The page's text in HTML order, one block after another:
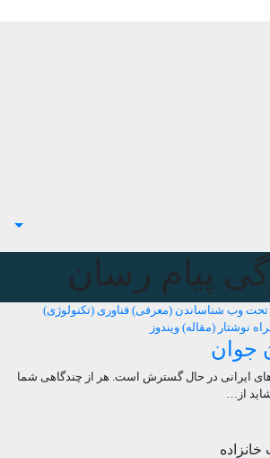
پیام رسان
تحت وب شناساندن (معرفی) فناوری (تکنولوژی)
نوشتار (مقاله) ویندوز
جوان
ایرانی در حال گسترش است. هر از چندگاهی شما
از…